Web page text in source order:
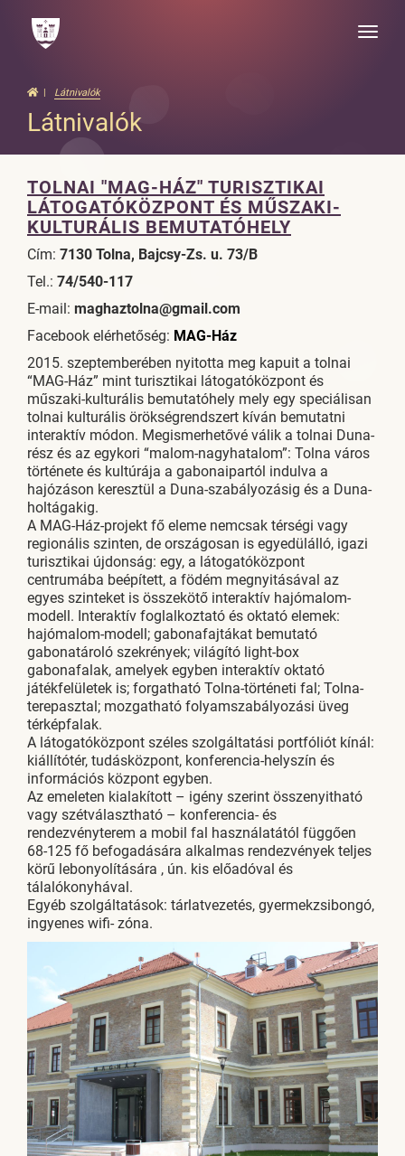
Toggle
Látnivalók
Látnivalók
TOLNAI "MAG-HÁZ" TURISZTIKAI
LÁTOGATÓKÖZPONT ÉS MŰSZAKI-
KULTURÁLIS BEMUTATÓHELY
Cím: 7130 Tolna, Bajcsy-Zs. u. 73/B
Tel.: 74/540-117
E-mail: maghaztolna@gmail.com
Facebook elérhetőség: MAG-Ház
2015. szeptemberében nyitotta meg kapuit a tolnai
“MAG-Ház” mint turisztikai látogatóközpont és
műszaki-kulturális bemutatóhely mely egy speciálisan
tolnai kulturális örökségrendszert kíván bemutatni
interaktív módon. Megismerhetővé válik a tolnai Duna-
rész és az egykori “malom-nagyhatalom”: Tolna város
története és kultúrája a gabonaipartól indulva a
hajózáson keresztül a Duna-szabályozásig és a Duna-
holtágakig.
A MAG-Ház-projekt fő eleme nemcsak térségi vagy
regionális szinten, de országosan is egyedülálló, igazi
turisztikai újdonság: egy, a látogatóközpont
centrumába beépített, a födém megnyitásával az
egyes szinteket is összekötő interaktív hajómalom-
modell. Interaktív foglalkoztató és oktató elemek:
hajómalom-modell; gabonafajtákat bemutató
gabonatároló szekrények; világító light-box
gabonafalak, amelyek egyben interaktív oktató
játékfelületek is; forgatható Tolna-történeti fal; Tolna-
terepasztal; mozgatható folyamszabályozási üveg
térképfalak.
A látogatóközpont széles szolgáltatási portfóliót kínál:
kiállítótér, tudásközpont, konferencia-helyszín és
információs központ egyben.
Az emeleten kialakított – igény szerint összenyitható
vagy szétválasztható – konferencia- és
rendezvényterem a mobil fal használatától függően
68-125 fő befogadására alkalmas rendezvények teljes
körű lebonyolítására , ún. kis előadóval és
tálalókonyhával.
Egyéb szolgáltatások: tárlatvezetés, gyermekzsibongó,
ingyenes wifi- zóna.